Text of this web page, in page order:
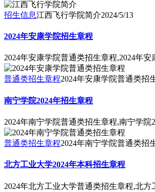
招生信息江西飞行学院简介2024/5/13
2024年安康学院招生章程
2024年安康学院普通类招生章程,2024年安
普通类招生章程2024年安康学院普通类招
南宁学院2024年招生章程
2024年南宁学院普通类招生章程,南宁学院
普通类招生章程2024年南宁学院普通类招
北方工业大学2024年本科招生章程
2024年北方工业大学普通类招生章程,北方